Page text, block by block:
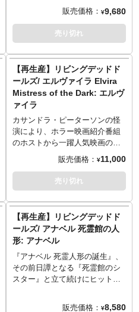
マスコット「スクービー・ドゥ
ー」が完成します。こちらは
「リッチすぎて超ポジティブ」
ーの飼い主」シャギーの2体セッ
トです。
件」をモデルに、『ソウ』シリ
ーズなどで有名なジェームズ・
ワン監督がメガホンをとった映
画『死霊館』。1作目のヒットを
ズ化された注目のホラー作品た
ちです。メズコトイズの看板シ
リーズのひとつ「リビングデッ
ドドールズ（LDD）」から、映
画『死霊館 エンフィールド事
件』に登場した悪魔「ヴァラ
ク」が再生産となります。修道
女姿はLDDフォーマットと相性
を演出。頭部の仕上がりも良
く、現在まで再生産の声が多数
あった、ドールとして高い完成
ウィンドウボックス仕様で、そ
のままコレクションするのにも
最適です。
販売価格： ¥9,680
売り切れ
【再生産】リビングデッドド
ールズ/ エルヴァイラ Elvira
Mistress of the Dark: エルヴ
ァイラ
カサンドラ・ピーターソンの怪
演により、ホラー映画紹介番組
のホストから一躍人気映画のキ
ャラクターとなった「エルヴァ
イラ」。そのエルヴァイラがメ
ズコのリビングデッドドールズ
シリーズからドール化です！
1988年公開の映画『エルヴァイ
ラ Elvira, Mistress of the Dark』
でのエルヴァイラをLDDフォー
マットに落とし込みながら、胸
元が大きく開き、大胆なスリッ
トが入ったドレス、トレードマ
ークのひとつでもある斬新なヘ
アスタイル、心までのぞき込ん
販売価格： ¥11,000
売り切れ
【再生産】リビングデッドド
ールズ/ アナベル 死霊館の人
形: アナベル
『アナベル 死霊人形の誕生』、
その前日譚となる『死霊館のシ
スター』と立て続けにヒットを
販売価格： ¥8,580